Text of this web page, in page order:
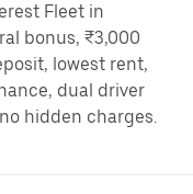
Fleet in
bonus, ₹3,000
lowest rent,
dual driver
hidden charges.